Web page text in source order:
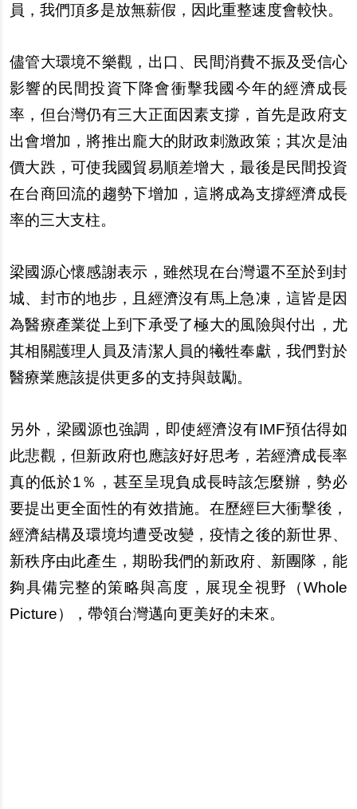
員，我們頂多是放無薪假，因此重整速度會較快。
儘管大環境不樂觀，出口、民間消費不振及受信心
影響的民間投資下降會衝擊我國今年的經濟成長
率，但台灣仍有三大正面因素支撐，首先是政府支
出會增加，將推出龐大的財政刺激政策；其次是油
價大跌，可使我國貿易順差增大，最後是民間投資
在台商回流的趨勢下增加，這將成為支撐經濟成長
率的三大支柱。
梁國源心懷感謝表示，雖然現在台灣還不至於到封
城、封市的地步，且經濟沒有馬上急凍，這皆是因
為醫療產業從上到下承受了極大的風險與付出，尤
其相關護理人員及清潔人員的犧牲奉獻，我們對於
醫療業應該提供更多的支持與鼓勵。
另外，梁國源也強調，即使經濟沒有IMF預估得如
此悲觀，但新政府也應該好好思考，若經濟成長率
真的低於1％，甚至呈現負成長時該怎麼辦，勢必
要提出更全面性的有效措施。在歷經巨大衝擊後，
經濟結構及環境均遭受改變，疫情之後的新世界、
新秩序由此產生，期盼我們的新政府、新團隊，能
夠具備完整的策略與高度，展現全視野（Whole
Picture），帶領台灣邁向更美好的未來。